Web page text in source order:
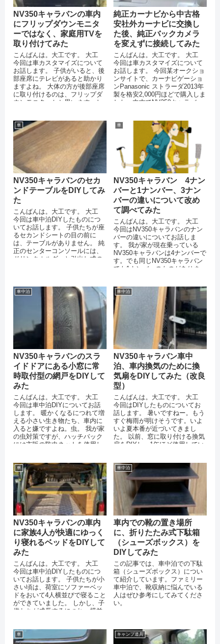
NV350キャラバンの車内
にフリップダウンモニタ
ーではなく、家庭用TVを
取り付けてみた
こんばんは。大工です。 大工
今回は車カスタマイズについて
お話します。 子供がいると、後
部座席にテレビがあると助かり
ますよね。 大体の方が後部座席
に取り付けるのは、フリップダ
ウンモニターかと思います。し
純正カーナビから中古格
安社外カーナビに交換し
た後、純正バックカメラ
を変えずに接続してみた
こんばんは。大工です。 大工
今回は車カスタマイズについて
お話します。 今回某オークショ
ンサイトで、カーナビゲーショ
ンPanasonic ストラーダ2013年
製を格安2,000円ほどで購入しま
した。中古でNV350キャラバ
車
NV350キャラバンのセカ
ンドテーブルをDIYしてみ
た
こんばんは。大工です。 大工
今回は車中泊DIYしたものにつ
いてお話します。 子供たちが座
るセカンドシートの目の前に
は、テーブルがありません。 純
正のセンターコンソールには、
ドリンクホルダーと引出し式の
車
NV350キャラバン 4ナン
バーと1ナンバー、3ナン
バーの違いについて改め
て調べてみた
こんばんは。大工です。 大工
今回はNV350キャラバンのナン
バーの違いについてお話しま
す。 我が家が現在乗っている
NV350キャラバンは4ナンバーで
す。でも同じNV350キャラバン
でも1ナンバーのものがありま
車中泊
NV350キャラバンのスラ
イドドアにある小窓に常
時取付型の網戸をDIYして
みた
こんばんは。大工です。 大工
今回は車中泊DIYについてお話
します。 暖かくなるにつれて増
える小さい生き物たち、車内に
入ると嫌ですよね。虫。 我が家
の虫対策ですが、ハッチバック
には市販の防虫ネットを使用し
車中泊
NV350キャラバン車中
泊、車内換気のために換
気扇をDIYしてみた（改良
型）
こんばんは。大工です。 大工
今回はDIYしたものについてお
話します。 暑いですねー。もう
すぐ梅雨が明けそうです。いよ
いよ夏本番が近づいてきまし
た。 以前、窓に取り付ける換気
扇をDIYし、1年ほど使用してい
車
NV350キャラバンの車内
に家族4人が快適にゆっく
り寝れるベッドをDIYして
みた
こんばんは。大工です。 大工
今回は車中泊DIYしたものにつ
いてお話します。 子供たちが小
さい頃は、荷室にソファーベッ
ドをおいて4人横並びで寝ること
ができていました。 しかし、子
供たちが成長するにつれ、横並
車中泊
車内での靴の置き場所
に、折りたたみ式下駄箱
（シューズボックス）を
DIYしてみた
この記事では、車中泊での下駄
箱（シューズボックス）につい
て紹介しています。ファミリー
車中泊で、靴収納に悩んでいる
人はぜひ参考にしてみてくださ
い。
車 キャンプ道具